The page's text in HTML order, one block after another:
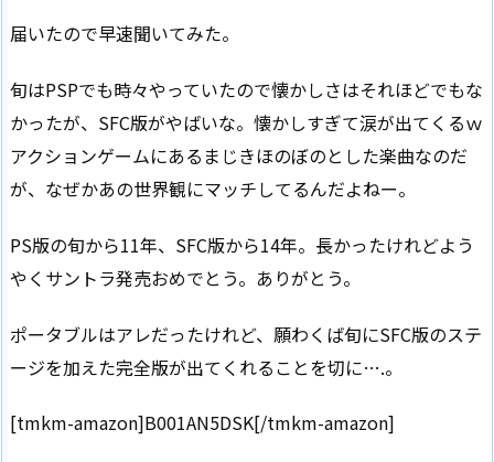
届いたので早速聞いてみた。
旬はPSPでも時々やっていたので懐かしさはそれほどでもな
かったが、SFC版がやばいな。懐かしすぎて涙が出てくるｗ
アクションゲームにあるまじきほのぼのとした楽曲なのだ
が、なぜかあの世界観にマッチしてるんだよねー。
PS版の旬から11年、SFC版から14年。長かったけれどよう
やくサントラ発売おめでとう。ありがとう。
ポータブルはアレだったけれど、願わくば旬にSFC版のステ
ージを加えた完全版が出てくれることを切に….。
[tmkm-amazon]B001AN5DSK[/tmkm-amazon]